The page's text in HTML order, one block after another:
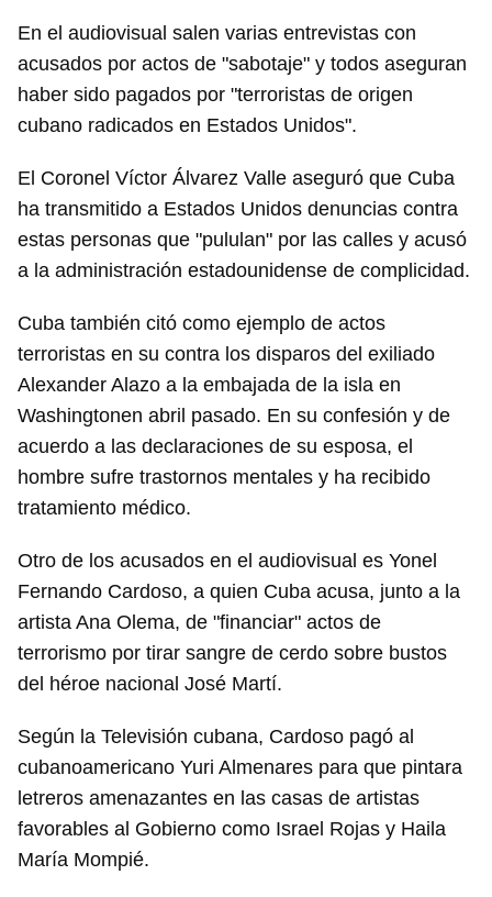
En el audiovisual salen varias entrevistas con
acusados por actos de "sabotaje" y todos aseguran
haber sido pagados por "terroristas de origen
cubano radicados en Estados Unidos".
El Coronel Víctor Álvarez Valle aseguró que Cuba
ha transmitido a Estados Unidos denuncias contra
estas personas que "pululan" por las calles y acusó
a la administración estadounidense de complicidad.
Cuba también citó como ejemplo de actos
terroristas en su contra los disparos del exiliado
Alexander Alazo a la embajada de la isla en
Washingtonen abril pasado. En su confesión y de
acuerdo a las declaraciones de su esposa, el
hombre sufre trastornos mentales y ha recibido
tratamiento médico.
Otro de los acusados en el audiovisual es Yonel
Fernando Cardoso, a quien Cuba acusa, junto a la
artista Ana Olema, de "financiar" actos de
terrorismo por tirar sangre de cerdo sobre bustos
del héroe nacional José Martí.
Según la Televisión cubana, Cardoso pagó al
cubanoamericano Yuri Almenares para que pintara
letreros amenazantes en las casas de artistas
favorables al Gobierno como Israel Rojas y Haila
María Mompié.